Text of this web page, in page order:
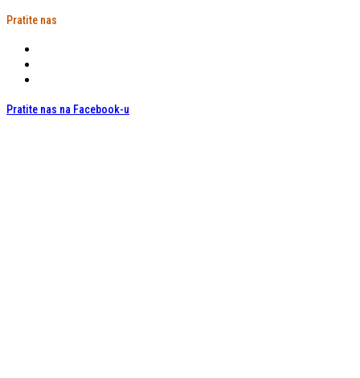
Pratite nas
Pratite nas na Facebook-u